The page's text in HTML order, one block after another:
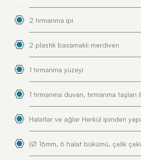
2 tırmanma ipi
2 plastik basamaklı merdiven
1 tırmanma yüzeyi
1 tırmanma duvarı, tırmanma taşları
Halatlar ve ağlar Herkül ipinden
(Ø 16mm, 6 halat bükümü, çelik